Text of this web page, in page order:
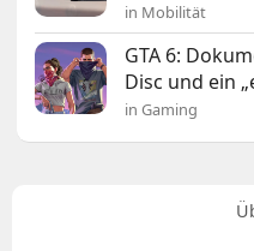
in Mobilität
GTA 6:
Disc und ein
in Gaming